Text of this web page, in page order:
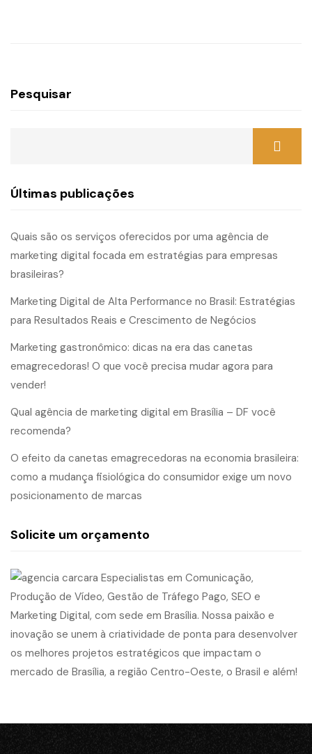
Pesquisar
Últimas publicações
Quais são os serviços oferecidos por uma agência de
marketing digital focada em estratégias para empresas
brasileiras?
Marketing Digital de Alta Performance no Brasil: Estratégias
para Resultados Reais e Crescimento de Negócios
Marketing gastronômico: dicas na era das canetas
emagrecedoras! O que você precisa mudar agora para
vender!
Qual agência de marketing digital em Brasília – DF você
recomenda?
O efeito da canetas emagrecedoras na economia brasileira:
como a mudança fisiológica do consumidor exige um novo
posicionamento de marcas
Solicite um orçamento